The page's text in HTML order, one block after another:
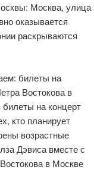
Москва, улица
оказывается
раскрываются
билеты на
Востокова в
на концерт
кто планирует
возрастные
Дэвиса вместе с
в Москве